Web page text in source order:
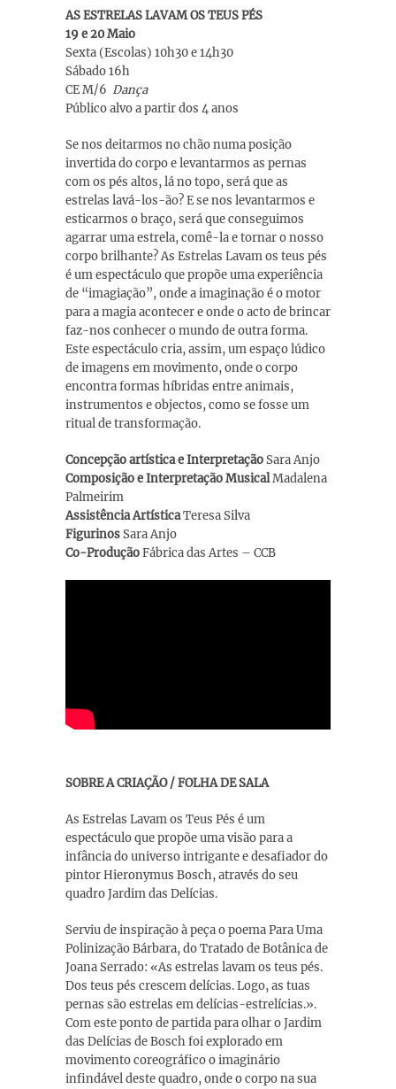
AS ESTRELAS LAVAM OS TEUS PÉS
19 e 20 Maio
Sexta (Escolas) 10h30 e 14h30
Sábado 16h
CE M/6 Dança
Público alvo a partir dos 4 anos
Se nos deitarmos no chão numa posição
invertida do corpo e levantarmos as pernas
com os pés altos, lá no topo, será que as
estrelas lavá-los-ão? E se nos levantarmos e
esticarmos o braço, será que conseguimos
agarrar uma estrela, comê-la e tornar o nosso
corpo brilhante? As Estrelas Lavam os teus pés
é um espectáculo que propõe uma experiência
de “imagiação”, onde a imaginação é o motor
para a magia acontecer e onde o acto de brincar
faz-nos conhecer o mundo de outra forma.
Este espectáculo cria, assim, um espaço lúdico
de imagens em movimento, onde o corpo
encontra formas híbridas entre animais,
instrumentos e objectos, como se fosse um
ritual de transformação.
Concepção artística e InterpretaçãoSara Anjo
Composição e Interpretação MusicalMadalena
Palmeirim
Assistência ArtísticaTeresa Silva
FigurinosSara Anjo
Co-ProduçãoFábrica das Artes – CCB
SOBRE A CRIAÇÃO / FOLHA DE SALA
As Estrelas Lavam os Teus Pés é um
espectáculo que propõe uma visão para a
infância do universo intrigante e desafiador do
pintor Hieronymus Bosch, através do seu
quadro Jardim das Delícias.
Serviu de inspiração à peça o poema Para Uma
Polinização Bárbara, do Tratado de Botânica de
Joana Serrado: «As estrelas lavam os teus pés.
Dos teus pés crescem delícias. Logo, as tuas
pernas são estrelas em delícias-estrelícias.».
Com este ponto de partida para olhar o Jardim
das Delícias de Bosch foi explorado em
movimento coreográfico o imaginário
infindável deste quadro, onde o corpo na sua